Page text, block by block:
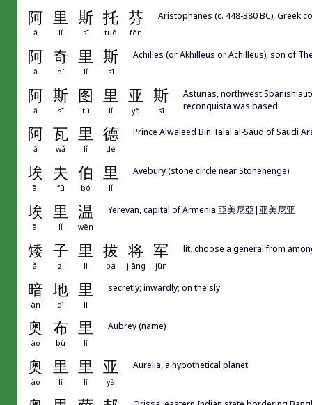
阿 里 斯 托 芬
ā lǐ sī tuō fēn
Aristophanes (c. 448-380 BC), Greek
阿 奇 里 斯
ā qí lǐ sī
Achilles (or Akhilleus or Achilleus), son of
阿 斯 图 里 亚 斯
ā sī tú lǐ yà sī
Asturias, northwest Spanish
reconquista was based
阿 瓦 里 德
ā wǎ lǐ dé
Prince Alwaleed Bin Talal al-Saud of Saudi
埃 夫 伯 里
āi fū bó lǐ
Avebury (stone circle near Stonehenge)
埃 里 温
āi lǐ wēn
Yerevan, capital of Armenia 亞美尼亞|亚美尼亚
矮 子 里 拔 将 军
ǎi zi li bá jiāng jūn
lit. choose a general from
暗 地 里
àn dì li
secretly; inwardly; on the sly
奥 布 里
ào bù lǐ
Aubrey (name)
奥 里 里 亚
ào lǐ lǐ yà
Aurelia, a hypothetical planet